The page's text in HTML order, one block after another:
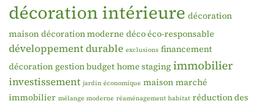
décoration intérieure décoration
maison décoration moderne déco éco-responsable
développement durable exclusions financement
décoration gestion budget home staging immobilier
investissement jardin économique maison marché
immobilier mélange moderne réaménagement habitat réduction des